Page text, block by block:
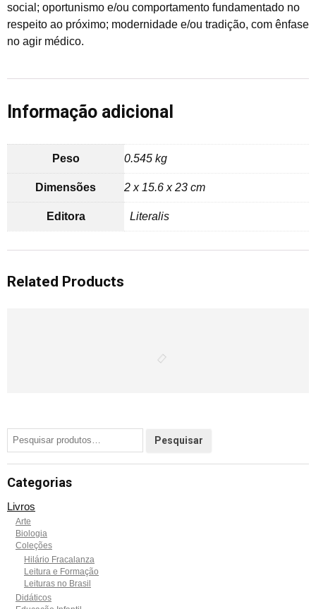
social; oportunismo e/ou comportamento fundamentado no
respeito ao próximo; modernidade e/ou tradição, com ênfase
no agir médico.
Informação adicional
Peso 0.545 kg
Dimensões 2 x 15.6 x 23 cm
Editora Literalis
Related Products
Categorias
Livros
Arte
Biologia
Coleções
Hilário Fracalanza
Leitura e Formação
Leituras no Brasil
Didáticos